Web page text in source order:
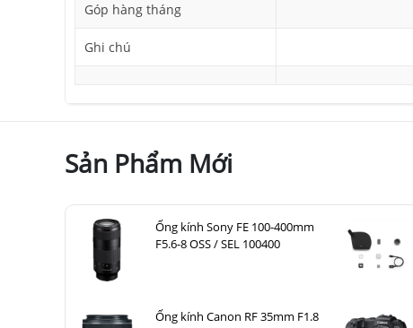
Góp hàng tháng
Ghi chú
Sản Phẩm Mới
Ống kính Sony FE 100-400mm
F5.6-8 OSS / SEL 100400
Ống kính Canon RF 35mm F1.8